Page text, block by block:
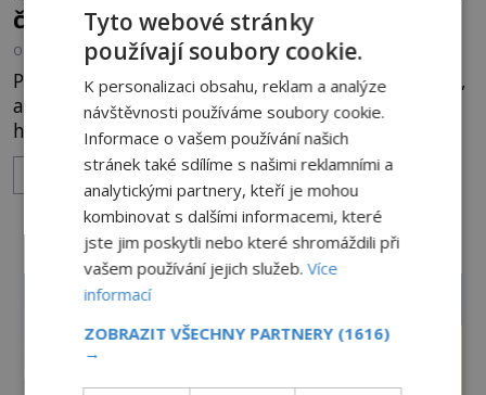
čarodějnic
OD MIREK BRÁT 11.8.2022 2.7TIS
Pokud by Evliya Celebi nežil v sedmnáctém století,
ale v moderní současnosti, byl by jistě virální
hvězdou sociálních sítí. Přinejmenším o jím
zaznamenanou bitvu čarodějnic by byl enormní
po Osmanské říši i sousedících regionech plných
čtyřicet let. Rodák z Konstantinopole se rozhodl, že
chce v ži
ZOBRAZIT VÍCE
Tyto webové stránky
používají soubory cookie.
K personalizaci obsahu, reklam a analýze
návštěvnosti používáme soubory cookie.
Informace o vašem používání našich
stránek také sdílíme s našimi reklamními a
analytickými partnery, kteří je mohou
kombinovat s dalšími informacemi, které
jste jim poskytli nebo které shromáždili při
vašem používání jejich služeb.Více
informací
ZOBRAZIT VŠECHNY PARTNERY (1616)
→